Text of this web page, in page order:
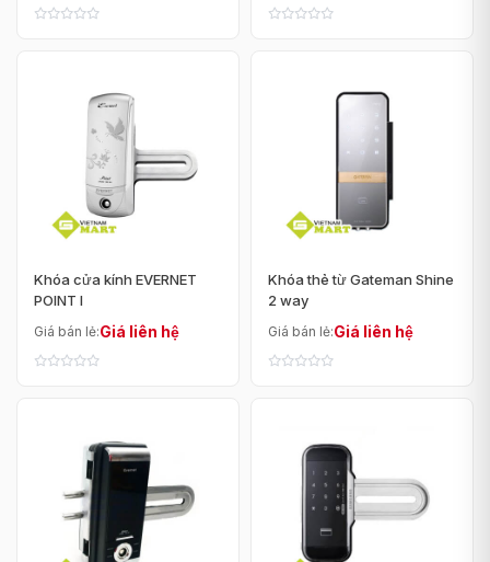
Khóa cửa kính EVERNET
POINT I
Giá bán lẻ:Giá liên hệ
Khóa thẻ từ Gateman Shine
2 way
Giá bán lẻ:Giá liên hệ